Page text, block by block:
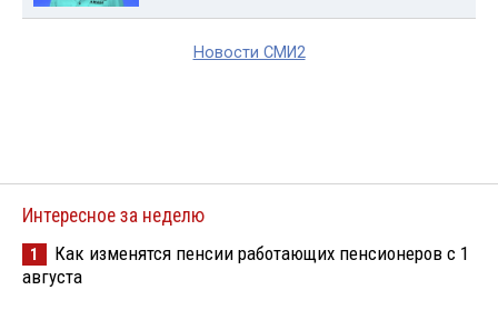
Новости СМИ2
Интересное за неделю
1
Как изменятся пенсии работающих пенсионеров с 1
августа